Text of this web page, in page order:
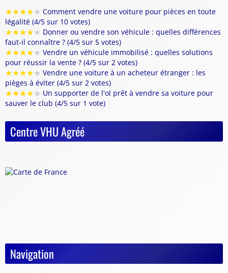
★★★★★ Comment vendre une voiture pour pièces en toute
légalité (4/5 sur 10 votes)
★★★★★ Donner ou vendre son véhicule : quelles différences
faut-il connaître ? (4/5 sur 5 votes)
★★★★★ Vendre un véhicule immobilisé : quelles solutions
pour réussir la vente ? (4/5 sur 2 votes)
★★★★★ Vendre une voiture à un acheteur étranger : les
pièges à éviter (4/5 sur 2 votes)
★★★★★ Un supporter de l'ol prêt à vendre sa voiture pour
sauver le club (4/5 sur 1 vote)
Centre VHU Agréé
Navigation